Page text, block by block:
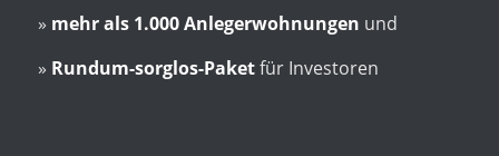
» mehr als 1.000 Anlegerwohnungen und
» Rundum-sorglos-Paketfür Investoren